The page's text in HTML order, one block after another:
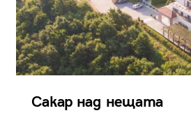
Сакар над нещата